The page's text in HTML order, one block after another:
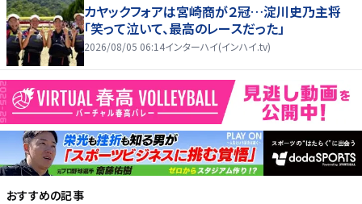
カヤックフォアは宮崎商が２冠…淀川史乃主将
「笑って泣いて、最高のレースだった」
2026/08/05 06:14インターハイ(インハイ.tv)
おすすめの記事